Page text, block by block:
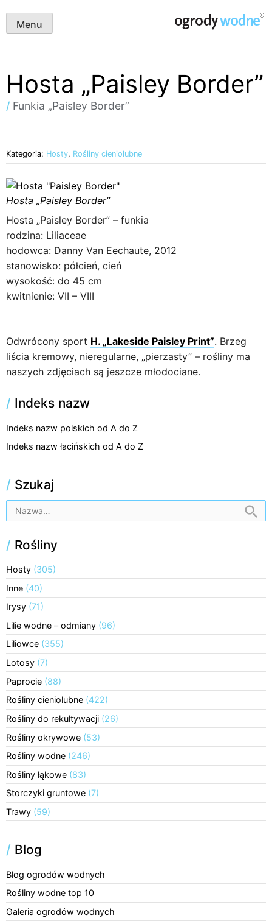
content
ogrody wodne
Menu
Hosta „Paisley Border”
/ Funkia „Paisley Border”
Kategoria: Hosty, Rośliny cieniolubne
Hosta „Paisley Border”
Hosta „Paisley Border” – funkia
rodzina: Liliaceae
hodowca: Danny Van Eechaute, 2012
stanowisko: półcień, cień
wysokość: do 45 cm
kwitnienie: VII – VIII
Odwrócony sport H. „Lakeside Paisley Print”. Brzeg
liścia kremowy, nieregularne, „pierzasty” – rośliny ma
naszych zdjęciach są jeszcze młodociane.
/ Indeks nazw
Indeks nazw polskich od A do Z
Indeks nazw łacińskich od A do Z
/ Szukaj
/ Rośliny
Hosty (305)
Inne (40)
Irysy (71)
Lilie wodne – odmiany (96)
Liliowce (355)
Lotosy (7)
Paprocie (88)
Rośliny cieniolubne (422)
Rośliny do rekultywacji (26)
Rośliny okrywowe (53)
Rośliny wodne (246)
Rośliny łąkowe (83)
Storczyki gruntowe (7)
Trawy (59)
/ Blog
Blog ogrodów wodnych
Rośliny wodne top 10
Galeria ogrodów wodnych